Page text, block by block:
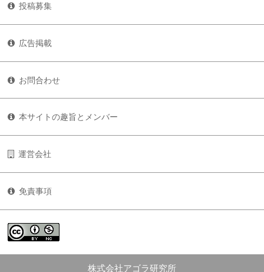
投稿募集
広告掲載
お問合わせ
本サイトの趣旨とメンバー
運営会社
免責事項
株式会社アゴラ研究所